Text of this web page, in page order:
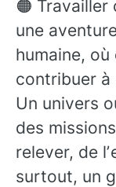
🟠 Travailler
une
humaine,
contribuer à
Un univers
des
relever, de
surtout, un